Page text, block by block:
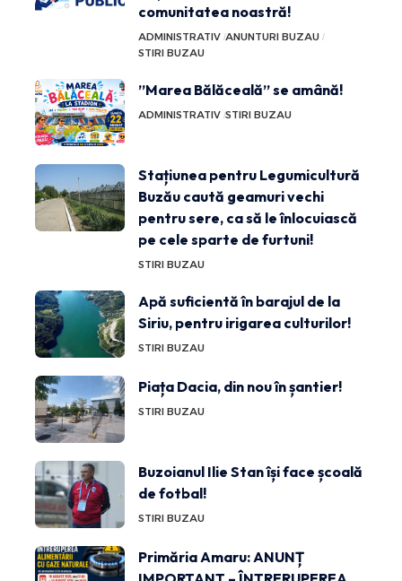
comunitatea noastră!
ADMINISTRATIV ANUNTURI BUZAU
STIRI BUZAU
”Marea Bălăceală” se amână!
ADMINISTRATIV STIRI BUZAU
Stațiunea pentru Legumicultură
Buzău caută geamuri vechi
pentru sere, ca să le înlocuiască
pe cele sparte de furtuni!
STIRI BUZAU
Apă suficientă în barajul de la
Siriu, pentru irigarea culturilor!
STIRI BUZAU
Piața Dacia, din nou în șantier!
STIRI BUZAU
Buzoianul Ilie Stan își face școală
de fotbal!
STIRI BUZAU
Primăria Amaru: ANUNȚ